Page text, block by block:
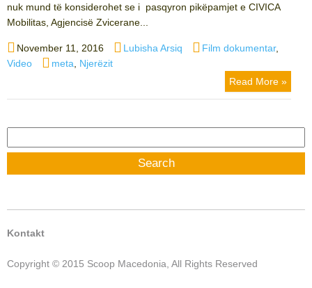
nuk mund të konsiderohet se i pasqyron pikëpamjet e CIVICA
Mobilitas, Agjencisë Zvicerane...
Posted
on
November 11, 2016 Author
Lubisha Arsiq Categories
Film dokumentar,
Video
Tags
meta
Njerëzit
Read More »
for:
Kontakt
Copyright © 2015 Scoop Macedonia, All Rights Reserved